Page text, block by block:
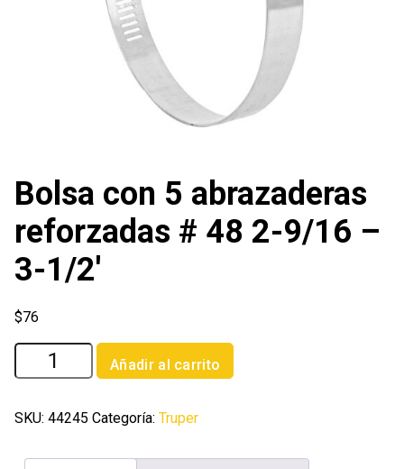
Bolsa con 5 abrazaderas
reforzadas # 48 2-9/16 –
3-1/2′
$76
Bolsa
con
abrazaderas
Añadir al carrito
SKU: 44245 Categoría: Truper